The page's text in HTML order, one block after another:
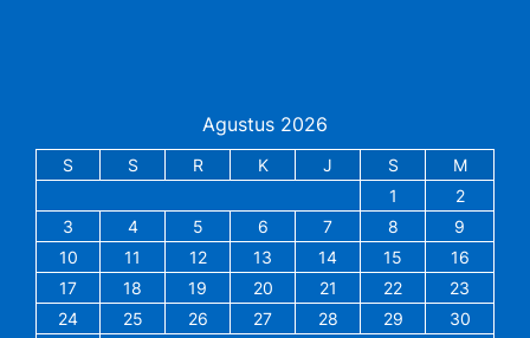
Agustus 2026
S S R K J S
M
1
2
3
4 5 6 7 8
9
10
11 12 13 14 15
16
17
18 19 20 21 22
23
24
25 26 27 28 29
30